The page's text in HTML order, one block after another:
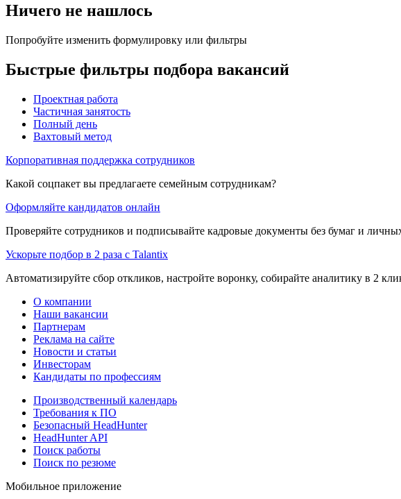
Ничего не нашлось
Попробуйте изменить формулировку или фильтры
Быстрые фильтры подбора вакансий
Проектная работа
Частичная занятость
Полный день
Вахтовый метод
Корпоративная поддержка сотрудников
Какой соцпакет вы предлагаете семейным сотрудникам?
Оформляйте кандидатов онлайн
Проверяйте сотрудников и подписывайте кадровые документы без бумаг и
Ускорьте подбор в 2 раза с Talantix
Автоматизируйте сбор откликов, настройте воронку, собирайте аналитику в 2
О компании
Наши вакансии
Партнерам
Реклама на сайте
Новости и статьи
Инвесторам
Кандидаты по профессиям
Производственный календарь
Требования к ПО
Безопасный HeadHunter
HeadHunter API
Поиск работы
Поиск по резюме
Мобильное приложение